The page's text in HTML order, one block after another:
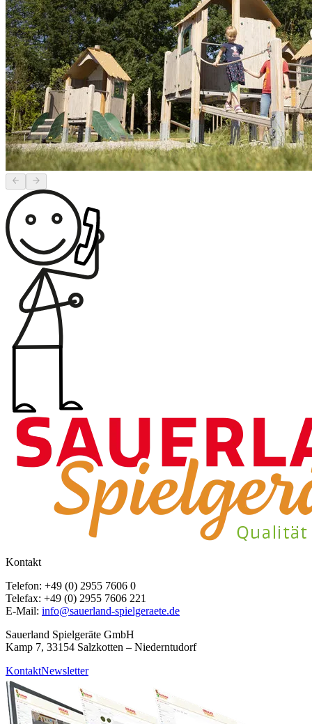
Kontakt
Telefon: +49 (0) 2955 7606 0
Telefax: +49 (0) 2955 7606 221
E-Mail: info@sauerland-spielgeraete.de
Sauerland Spielgeräte GmbH
Kamp 7, 33154 Salzkotten – Niederntudorf
KontaktNewsletter